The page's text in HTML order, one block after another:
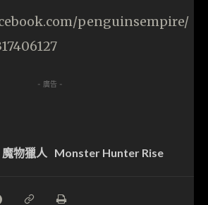
penguinsempire/
- 廣告 -
魔物獵人 Monster Hunter Rise